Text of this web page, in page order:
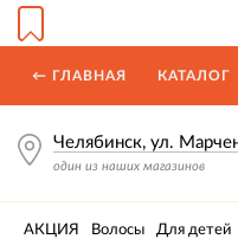
← ГЛАВНАЯ КАТАЛОГ
Челябинск, ул.
один из наших магазинов
АКЦИЯ Волосы Для детей